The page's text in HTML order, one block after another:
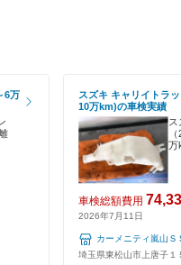
6万
スズキ キャリイトラ
10万km)の車検実績
ス
万
車検総額費用
2026年7月11日
カーメニティ嵐山Ｓ
埼玉県東松山市上唐子１